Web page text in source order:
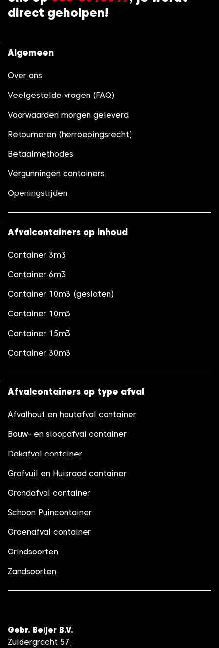
direct geholpen!
Algemeen
Over ons
Veelgestelde vragen (FAQ)
Voorwaarden morgen geleverd
Retourneren (herroepingsrecht)
Betaalmethodes
Vergunningen containers
Openingstijden
Afvalcontainers op inhoud
Container 3m3
Container 6m3
Container 10m3 (gesloten)
Container 10m3
Container 15m3
Container 30m3
Afvalcontainers op type afval
Afvalhout en houtafval container
Bouw- en sloopafval container
Dakafval container
Grofvuil en Huisraad container
Grondafval container
Schoon Puincontainer
Groenafval container
Grindsoorten
Zandsoorten
Gebr. Beijer B.V.
Zuidergracht 57,